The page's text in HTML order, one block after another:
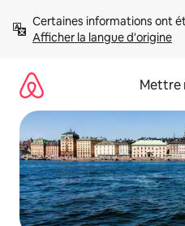
directement
Afficher la langue d'origine
Mettre